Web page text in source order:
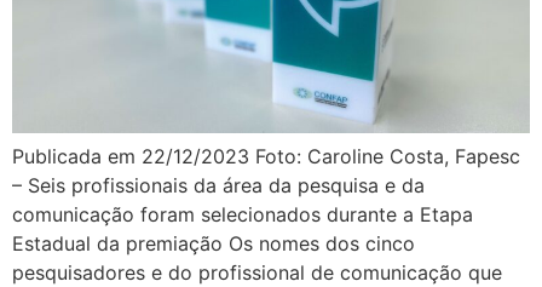
Publicada em 22/12/2023 Foto: Caroline Costa, Fapesc
– Seis profissionais da área da pesquisa e da
comunicação foram selecionados durante a Etapa
Estadual da premiação Os nomes dos cinco
pesquisadores e do profissional de comunicação que